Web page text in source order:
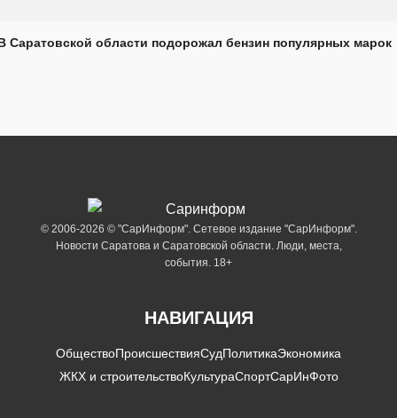
Саратовской области подорожал бензин популярных марок
© 2006-2026 © "СарИнформ". Сетевое издание "СарИнформ".
Новости Саратова и Саратовской области. Люди, места,
события. 18+
НАВИГАЦИЯ
ОбществоПроисшествияСудПолитикаЭкономика
ЖКХ и строительствоКультураСпортСарИнФото